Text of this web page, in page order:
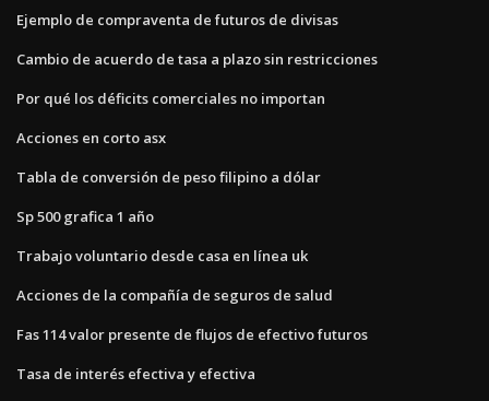
Ejemplo de compraventa de futuros de divisas
Cambio de acuerdo de tasa a plazo sin restricciones
Por qué los déficits comerciales no importan
Acciones en corto asx
Tabla de conversión de peso filipino a dólar
Sp 500 grafica 1 año
Trabajo voluntario desde casa en línea uk
Acciones de la compañía de seguros de salud
Fas 114 valor presente de flujos de efectivo futuros
Tasa de interés efectiva y efectiva